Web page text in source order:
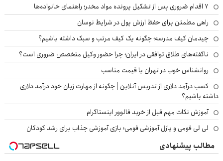
۷ اقدام ضروری پس از تشکیل پرونده مواد مخدر؛ راهنمای خانواده‌ها
راهی مطمئن برای حفظ ارزش پول در شرایط نوسان
چیدمان کیف مدرسه؛ چگونه یک کیف مرتب و سبک داشته باشیم؟
ناگفته‌های طلاق توافقی در ایران؛ چرا حضور وکیل متخصص ضروری است؟
روانشناس خوب در تهران با قیمت مناسب
کسب درآمد دلاری از تدریس آنلاین | چگونه از مهارت زبان خود درآمد دلاری
داشته باشیم؟
آموزش نکات مهم قبل از خرید فالوور اینستاگرام
لی لی فومی و پازل آموزشی فومی؛ بازی آموزشی جذاب برای رشد کودکان
مطالب پیشنهادی